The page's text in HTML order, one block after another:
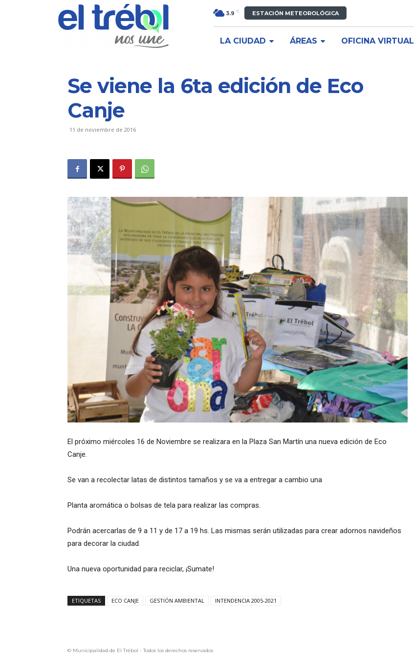
3.9 C ESTACIÓN METEOROLÓGICA
LA CIUDAD ÁREAS OFICINA VIRTUAL
Se viene la 6ta edición de Eco
Canje
11 de noviembre de 2016
El próximo miércoles 16 de Noviembre se realizara en la Plaza San Martín una nueva edición de Eco
Canje.
Se van a recolectar latas de distintos tamaños y se va a entregar a cambio una
Planta aromática o bolsas de tela para realizar las compras.
Podrán acercarlas de 9 a 11 y de 17 a 19 hs. Las mismas serán utilizadas para crear adornos navideños
para decorar la ciudad.
Una nueva oportunidad para reciclar, ¡Sumate!
ETIQUETAS ECO CANJE GESTIÓN AMBIENTAL INTENDENCIA 2005-2021
© Municipalidad de El Trébol - Todos los derechos reservados